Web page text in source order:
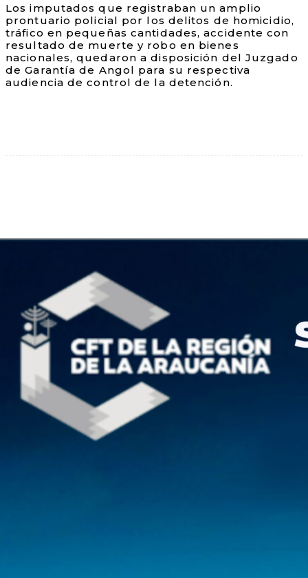
Los imputados que registraban un amplio
prontuario policial por los delitos de homicidio,
tráfico en pequeñas cantidades, accidente con
resultado de muerte y robo en bienes
nacionales, quedaron a disposición del Juzgado
de Garantía de Angol para su respectiva
audiencia de control de la detención.